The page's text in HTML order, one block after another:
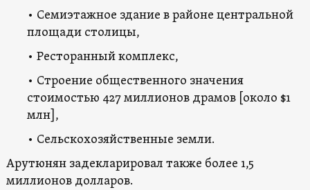
• Семиэтажное здание в районе центральной
площади столицы,
• Ресторанный комплекс,
• Строение общественного значения
стоимостью 427 миллионов драмов [около $1
млн],
• Сельскохозяйственные земли.
Арутюнян задекларировал также более 1,5
миллионов долларов.